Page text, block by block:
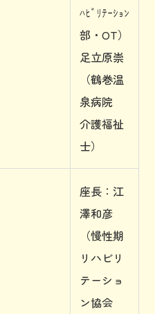
ﾊﾋﾞﾘﾃｰｼｮﾝ
部・OT）
足立原崇
（鶴巻温
泉病院
介護福祉
士）
座長：江
澤和彦
（慢性期
リハビリ
テーショ
ン協会